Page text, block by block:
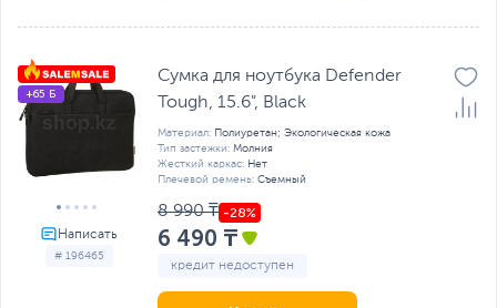
# 196465
+65 Б
Сумка для ноутбука Defender
Tough, 15.6", Black
Материал: Полиуретан; Экологическая кожа
Тип застежки: Молния
Жесткий каркас: Нет
Плечевой ремень: Съемный
8 990 ₸
6 490 ₸
кредит недоступен